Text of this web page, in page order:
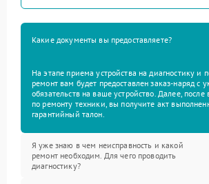
Какие документы вы предоставляете?
На этапе приема устройства на диагностику и
ремонт вам будет предоставлен заказ-наряд с
обязательств на ваше устройство. Далее,
по ремонту техники, вы получите акт
гарантийный талон.
Я уже знаю в чем неисправность и какой
ремонт необходим. Для чего проводить
диагностику?